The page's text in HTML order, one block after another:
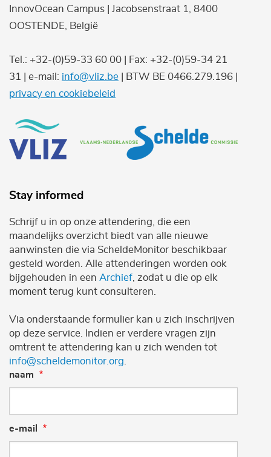
InnovOcean Campus | Jacobsenstraat 1, 8400
OOSTENDE, België
Tel.: +32-(0)59-33 60 00 | Fax: +32-(0)59-34 21
31 | e-mail: info@vliz.be | BTW BE 0466.279.196 |
privacy en cookiebeleid
Stay informed
Schrijf u in op onze attendering, die een
maandelijks overzicht biedt van alle nieuwe
aanwinsten die via ScheldeMonitor beschikbaar
gesteld worden. Alle attenderingen worden ook
bijgehouden in een Archief , zodat u die op elk
moment terug kunt consulteren.
Via onderstaande formulier kan u zich inschrijven
op deze service. Indien er verdere vragen zijn
omtrent te attendering kan u zich wenden tot
info@scheldemonitor.org
naam
e-mail